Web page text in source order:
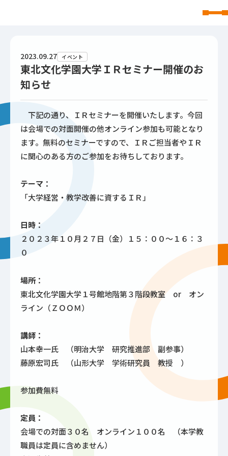
2023.09.27 イベント
東北文化学園大学ＩＲセミナー開催のお
知らせ
下記の通り、ＩＲセミナーを開催いたします。今回
は会場での対面開催の他オンライン参加も可能となり
ます。無料のセミナーですので、ＩＲご担当者やＩＲ
に関心のある方のご参加をお待ちしております。
テーマ：
「大学経営・教学改善に資するＩＲ」
日時：
２０２３年１０月２７日（金）１５：００～１６：３
０
場所：
東北文化学園大学１号館地階第３階段教室 or オン
ライン（ＺＯＯＭ）
講師：
山本幸一氏 （明治大学 研究推進部 副参事）
藤原宏司氏 （山形大学 学術研究員 教授 ）
参加費無料
定員：
会場での対面３０名 オンライン１００名 （本学教
職員は定員に含めません）